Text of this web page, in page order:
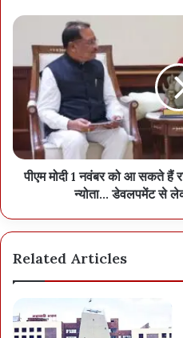
पीएम मोदी 1 नवंबर को आ सकते हैं
न्योता... डेवलपमेंट से
Related Articles